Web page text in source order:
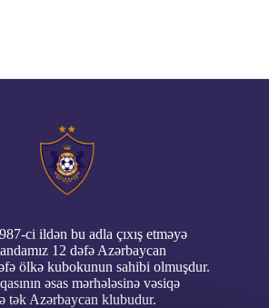
ci ildən bu adla çıxış etməyə
12 dəfə Azərbaycan
ölkə kubokunun sahibi olmuşdur.
əsas mərhələsinə vəsiqə
tək Azərbaycan klubudur.